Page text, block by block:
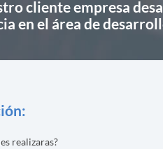
cliente empresa
en el área de
realizaras?